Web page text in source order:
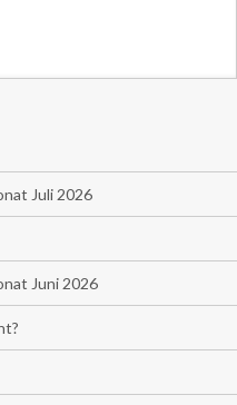
Juli 2026
Juni 2026